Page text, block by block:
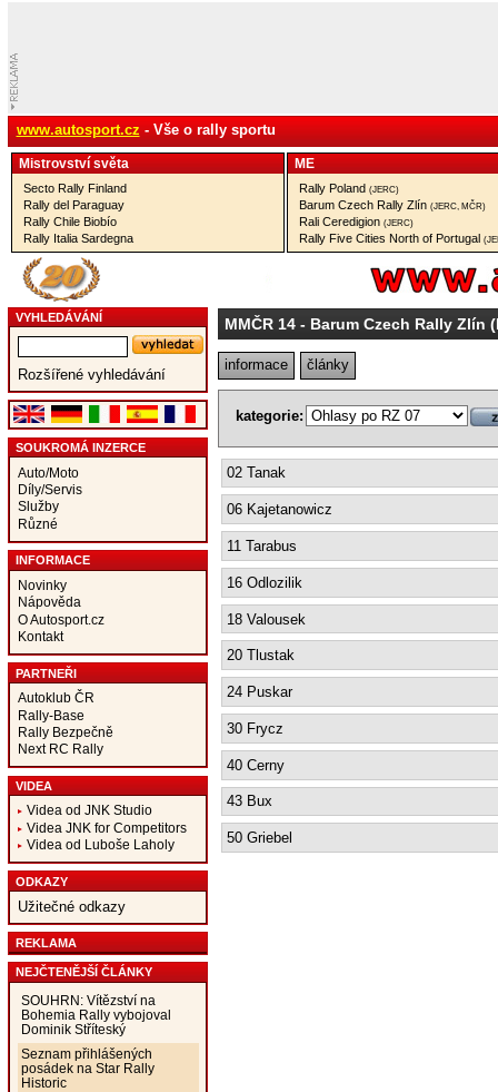
www.autosport.cz - Vše o rally sportu
Mistrovství­ světa
Secto Rally Finland
Rally del Paraguay
Rally Chile Biobío
Rally Italia Sardegna
ME
Rally Poland (JERC)
Barum Czech Rally Zlín (JERC, MČR)
Rali Ceredigion (JERC)
Rally Five Cities North of Portugal
VYHLEDÁVÁNÍ
Rozšířené vyhledávání
SOUKROMÁ INZERCE
Auto/Moto
Díly/Servis
Služby
Různé
INFORMACE
Novinky
Nápověda
O Autosport.cz
Kontakt
PARTNEŘI
Autoklub ČR
Rally-Base
Rally Bezpečně
Next RC Rally
VIDEA
Videa od JNK Studio
Videa JNK for Competitors
Videa od Luboše Laholy
ODKAZY
Užitečné odkazy
REKLAMA
NEJČTENĚJŠÍ ČLÁNKY
SOUHRN: Vítězství na
Bohemia Rally vybojoval
Dominik Stříteský
Seznam přihlášených
posádek na Star Rally
Historic
MMČR 14- Barum Czech Rally Zlín
informace články
kategorie:
02 Tanak
06 Kajetanowicz
11 Tarabus
16 Odlozilik
18 Valousek
20 Tlustak
24 Puskar
30 Frycz
40 Cerny
43 Bux
50 Griebel